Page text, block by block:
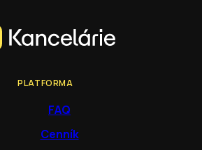
PLATFORMA
FAQ
Cenník